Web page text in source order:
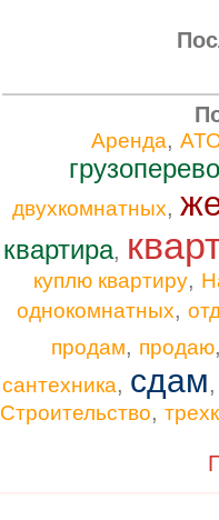
Аренда,
двухкомнатных,
квартира,
куплю квартиру,
однокомнатных,
продам, продаю
сантехника, сдам
Строительство,